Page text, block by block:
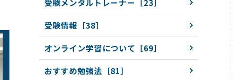
受験情報［38］
オンライン学習について［69］
おすすめ勉強法［81］